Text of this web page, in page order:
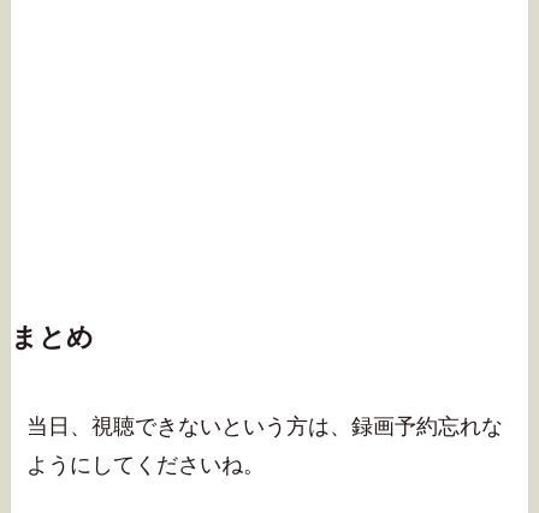
まとめ
当日、視聴できないという方は、録画予約忘れな
ようにしてくださいね。